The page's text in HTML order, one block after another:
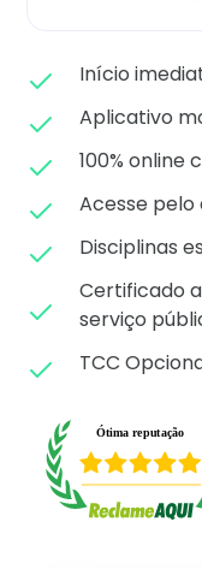
Início
Aplicativo
100% online
Acesse
Disciplinas
Certificado
serviço
TCC